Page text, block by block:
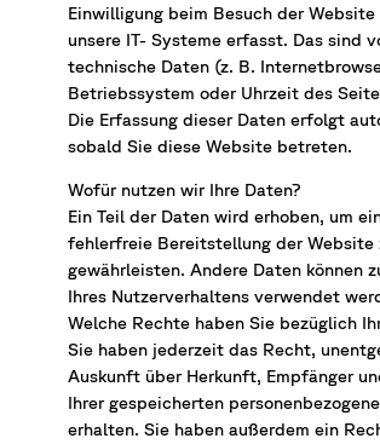
Einwilligung beim Besuch der Website
unsere IT- Systeme erfasst. Das sind
technische Daten (z. B.
Betriebssystem oder Uhrzeit des
Die Erfassung dieser Daten erfolgt
sobald Sie diese Website betreten.
Wofür nutzen wir Ihre Daten?
Ein Teil der Daten wird erhoben, um
fehlerfreie Bereitstellung der Website
gewährleisten. Andere Daten können
Ihres Nutzerverhaltens verwendet
Welche Rechte haben Sie bezüglich
Sie haben jederzeit das Recht,
Auskunft über Herkunft, Empfänger
Ihrer gespeicherten
erhalten. Sie haben außerdem ein